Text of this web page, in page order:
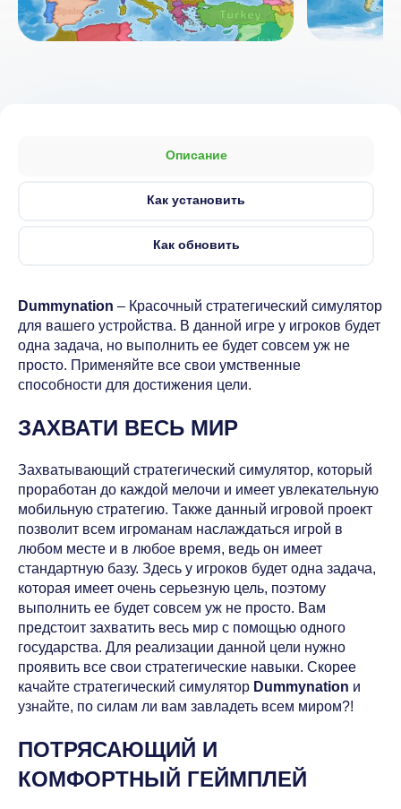
Описание
Как установить
Как обновить
Dummynation – Красочный стратегический симулятор
для вашего устройства. В данной игре у игроков будет
одна задача, но выполнить ее будет совсем уж не
просто. Применяйте все свои умственные
способности для достижения цели.
ЗАХВАТИ ВЕСЬ МИР
Захватывающий стратегический симулятор, который
проработан до каждой мелочи и имеет увлекательную
мобильную стратегию. Также данный игровой проект
позволит всем игроманам наслаждаться игрой в
любом месте и в любое время, ведь он имеет
стандартную базу. Здесь у игроков будет одна задача,
которая имеет очень серьезную цель, поэтому
выполнить ее будет совсем уж не просто. Вам
предстоит захватить весь мир с помощью одного
государства. Для реализации данной цели нужно
проявить все свои стратегические навыки. Скорее
качайте стратегический симулятор Dummynation и
узнайте, по силам ли вам завладеть всем миром?!
ПОТРЯСАЮЩИЙ И
КОМФОРТНЫЙ ГЕЙМПЛЕЙ